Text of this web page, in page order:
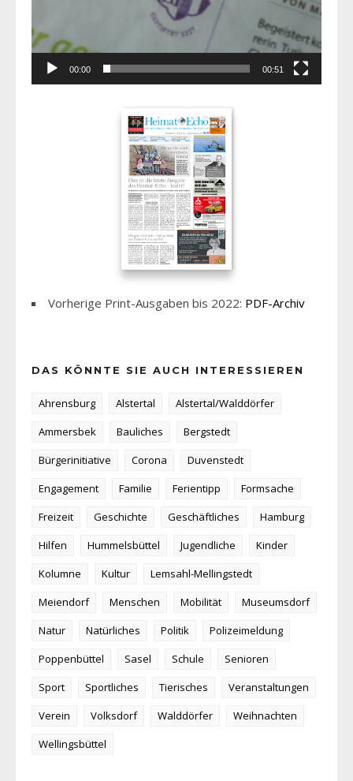
00:00 00:51
Vorherige Print-Ausgaben bis 2022: PDF-Archiv
DAS KÖNNTE SIE AUCH INTERESSIEREN
Ahrensburg Alstertal
Alstertal/Walddörfer
Ammersbek
Bauliches
Bergstedt
Bürgerinitiative
Corona
Duvenstedt
Engagement
Familie Ferientipp
Formsache
Freizeit
Geschichte Geschäftliches
Hamburg
Hilfen
Hummelsbüttel Jugendliche
Kinder
Kolumne
Kultur
Lemsahl-Mellingstedt
Meiendorf
Menschen Mobilität
Museumsdorf
Natur
Natürliches Politik
Polizeimeldung
Poppenbüttel
Sasel Schule
Senioren
Sport
Sportliches Tierisches
Veranstaltungen
Verein
Volksdorf Walddörfer
Weihnachten
Wellingsbüttel